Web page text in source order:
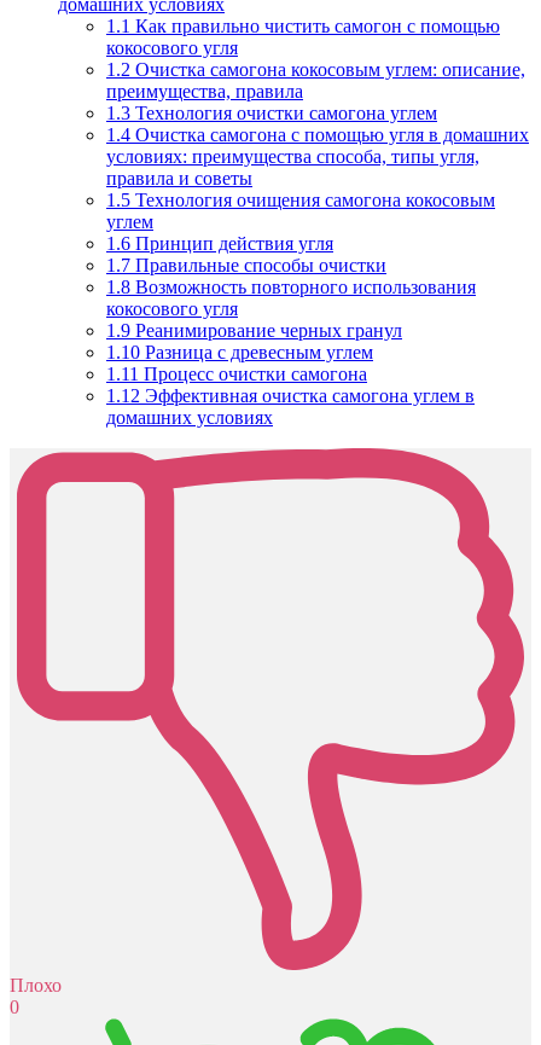
1.1 Как правильно чистить самогон с помощью
кокосового угля
1.2 Очистка самогона кокосовым углем: описание,
преимущества, правила
1.3 Технология очистки самогона углем
1.4 Очистка самогона с помощью угля в домашних
условиях: преимущества способа, типы угля,
правила и советы
1.5 Технология очищения самогона кокосовым
углем
1.6 Принцип действия угля
1.7 Правильные способы очистки
1.8 Возможность повторного использования
кокосового угля
1.9 Реанимирование черных гранул
1.10 Разница с древесным углем
1.11 Процесс очистки самогона
1.12 Эффективная очистка самогона углем в
домашних условиях
Плохо
0